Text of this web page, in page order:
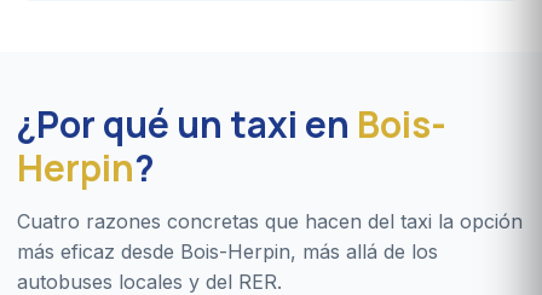
¿Por qué un taxi en Bois-
Herpin?
Cuatro razones concretas que hacen del taxi la opción
más eficaz desde Bois-Herpin, más allá de los
autobuses locales y del RER.